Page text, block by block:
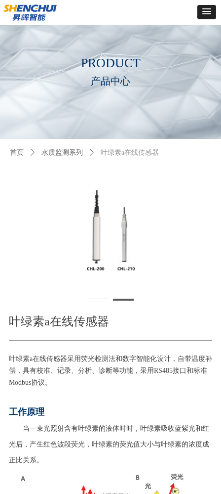
Control Render
ControlType:productSlideBind Error:未将对象引用设置到对象的实例。
PRODUCT
产品中心
叶绿素a在线传感器
叶绿素a在线传感器采用荧光检测法和数字智能化设计，自带温度补
偿，具有校准、记录、分析、诊断等功能，采用RS485接口和标准
Modbus协议。
工作原理
当一束光照射含有叶绿素的液体时时，叶绿素吸收蓝紫光和红
光后，产生红色波段荧光，叶绿素的荧光值大小与叶绿素的浓度成
正比关系。
首页 ꄲ 水质监测系列 ꄲ 叶绿素a在线传感器